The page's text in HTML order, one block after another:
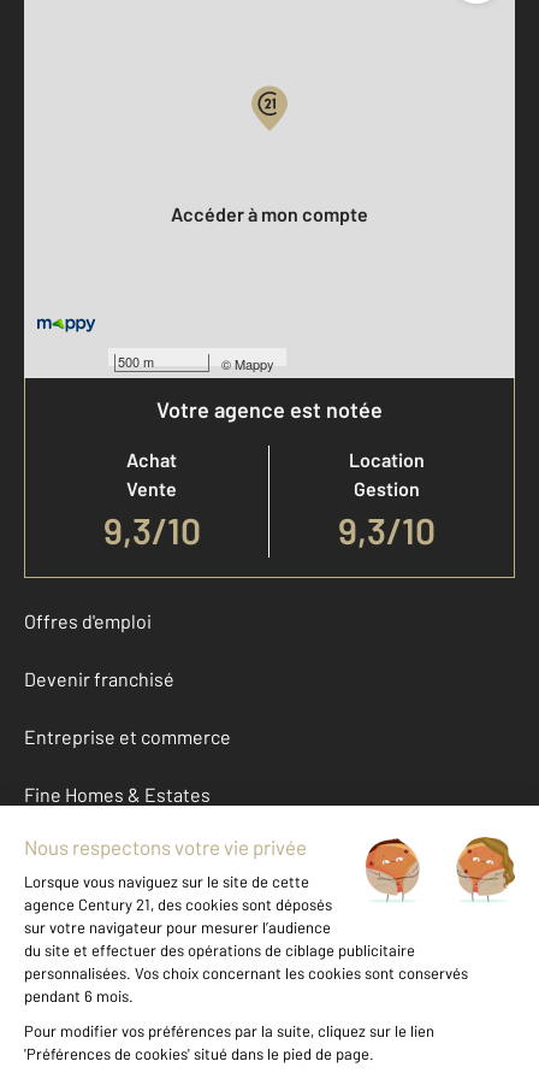
500 m ©Mappy
Accéder à mon compte
Votre agence est notée
Achat
Vente
9,3/10
Location
Gestion
9,3/10
Offres d'emploi
Devenir franchisé
Entreprise et commerce
Fine Homes & Estates
À propos
International
Nous contacter